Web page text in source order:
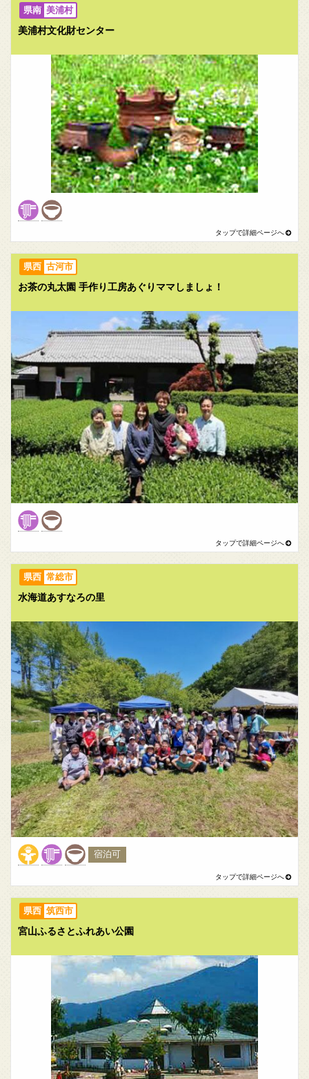
美浦村
美浦村文化財センター
古河市
お茶の丸太園 手作り工房あぐりママしましょ！
常総市
水海道あすなろの里
宿泊可
筑西市
宮山ふるさとふれあい公園